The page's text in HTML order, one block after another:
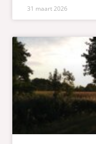
31 maart 2026